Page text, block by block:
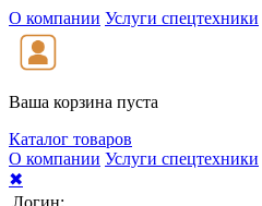
О компании Услуги спецтехники
Ваша корзина пуста
Каталог товаров
О компании Услуги спецтехники
✖
Логин: